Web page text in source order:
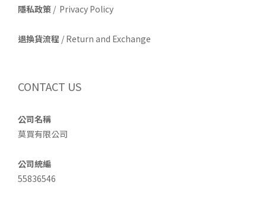
隱私政策 / Privacy Policy
退換貨流程 / Return and Exchange
CONTACT US
公司名稱
莫買有限公司
公司統編
55836546